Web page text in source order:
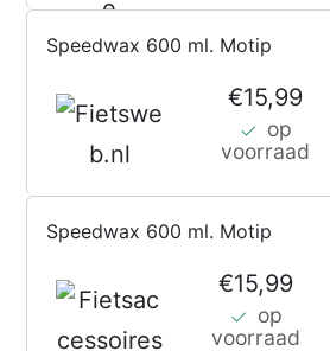
Speedwax 600 ml. Motip
€15,99
op
voorraad
Speedwax 600 ml. Motip
€15,99
op
voorraad